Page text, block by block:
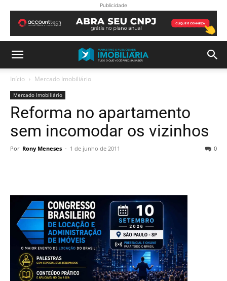
Publicidade
Início Mercado Imobiliário
Mercado Imobiliário
Reforma no apartamento
sem incomodar os vizinhos
Por Rony Meneses - 1 de junho de 2011 0